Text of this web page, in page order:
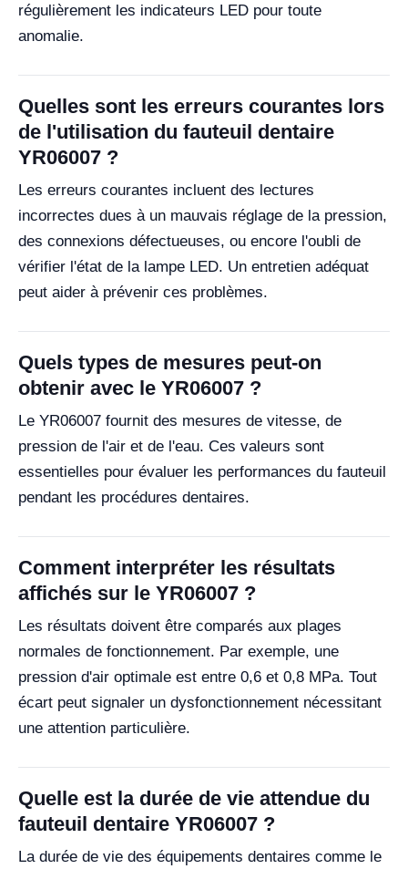
régulièrement les indicateurs LED pour toute
anomalie.
Quelles sont les erreurs courantes lors
de l'utilisation du fauteuil dentaire
YR06007 ?
Les erreurs courantes incluent des lectures
incorrectes dues à un mauvais réglage de la pression,
des connexions défectueuses, ou encore l'oubli de
vérifier l'état de la lampe LED. Un entretien adéquat
peut aider à prévenir ces problèmes.
Quels types de mesures peut-on
obtenir avec le YR06007 ?
Le YR06007 fournit des mesures de vitesse, de
pression de l'air et de l'eau. Ces valeurs sont
essentielles pour évaluer les performances du fauteuil
pendant les procédures dentaires.
Comment interpréter les résultats
affichés sur le YR06007 ?
Les résultats doivent être comparés aux plages
normales de fonctionnement. Par exemple, une
pression d'air optimale est entre 0,6 et 0,8 MPa. Tout
écart peut signaler un dysfonctionnement nécessitant
une attention particulière.
Quelle est la durée de vie attendue du
fauteuil dentaire YR06007 ?
La durée de vie des équipements dentaires comme le